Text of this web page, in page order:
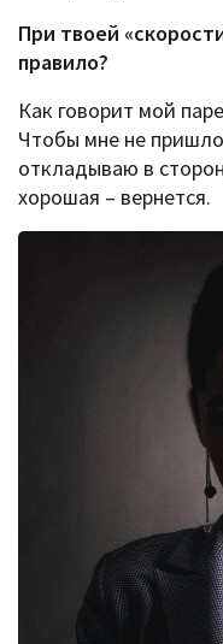
При твоей
правило?
Как говорит мой
Чтобы мне не
откладываю в
хорошая – вернется.